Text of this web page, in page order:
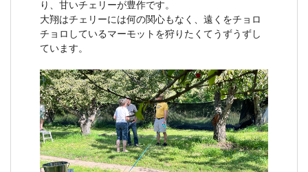
り、甘いチェリーが豊作です。
大翔はチェリーには何の関心もなく、遠くをチョロ
チョロしているマーモットを狩りたくてうずうずし
ています。